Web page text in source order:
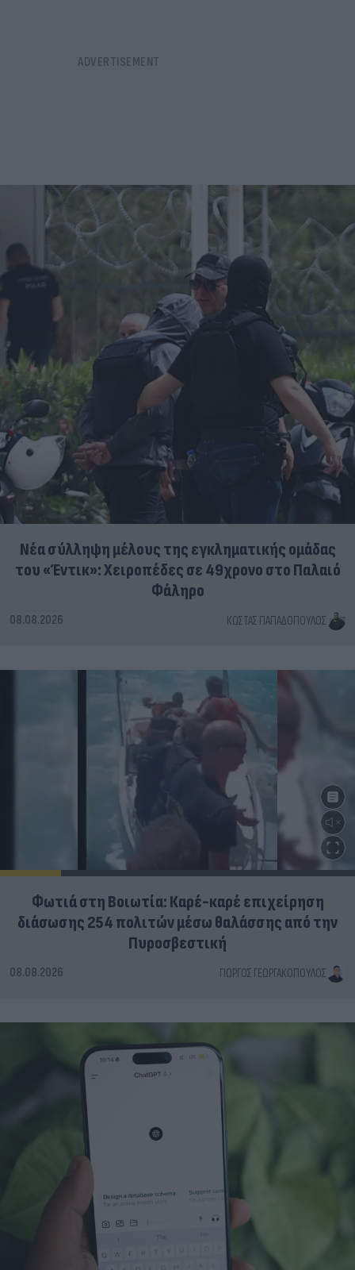
Νέα σύλληψη μέλους της εγκληματικής ομάδας
του «Έντικ»: Χειροπέδες σε 49χρονο στο Παλαιό
Φάληρο
08.08.2026 ΚΏΣΤΑΣ ΠΑΠΑΔΌΠΟΥΛΟΣ
Φωτιά στη Βοιωτία: Καρέ-καρέ επιχείρηση
διάσωσης 254 πολιτών μέσω θαλάσσης από την
Πυροσβεστική
08.08.2026 ΓΙΏΡΓΟΣ ΓΕΩΡΓΑΚΌΠΟΥΛΟΣ